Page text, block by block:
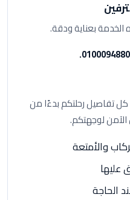
بعناية ودقة.
تفاصيل رحلتكم بدءًا من
لوجهتكم.
والأمتعة
عليها
الحاجة